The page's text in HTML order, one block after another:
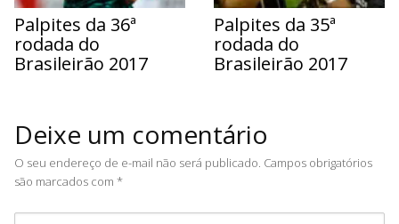
Palpites da 36ª
rodada do
Brasileirão 2017
Palpites da 35ª
rodada do
Brasileirão 2017
Deixe um comentário
O seu endereço de e-mail não será publicado. Campos obrigatórios
são marcados com *